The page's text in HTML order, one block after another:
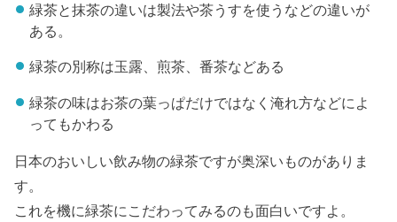
緑茶と抹茶の違いは製法や茶うすを使うなどの違いが
ある。
緑茶の別称は玉露、煎茶、番茶などある
緑茶の味はお茶の葉っぱだけではなく淹れ方などによ
ってもかわる
日本のおいしい飲み物の緑茶ですが奥深いものがありま
す。
これを機に緑茶にこだわってみるのも面白いですよ。